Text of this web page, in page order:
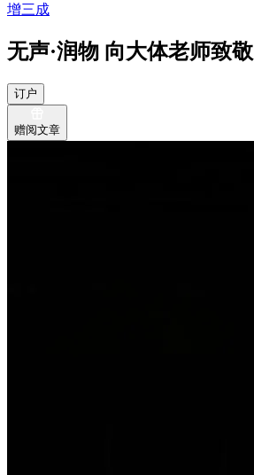
增三成
无声·润物 向大体老师致敬
订户
赠阅文章